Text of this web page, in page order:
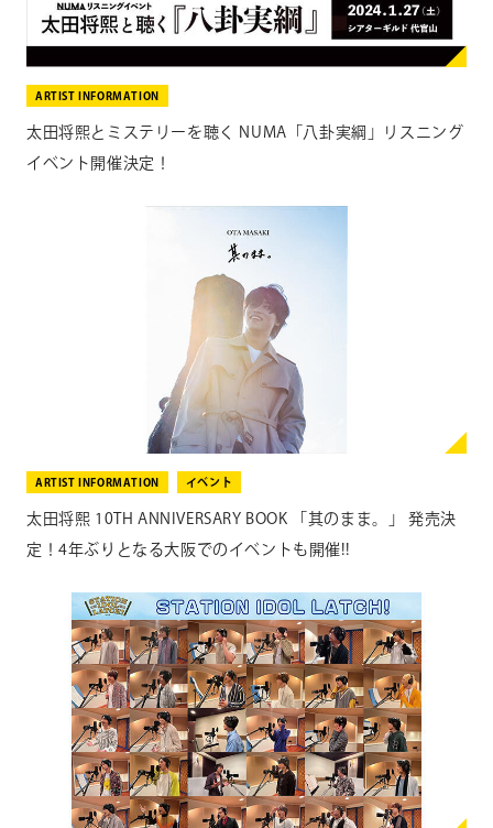
ARTIST INFORMATION
太田将熙とミステリーを聴く NUMA「八卦実綱」リスニング
イベント開催決定！
ARTIST INFORMATION イベント
太田将熙 10TH ANNIVERSARY BOOK 「其のまま。」 発売決
定！4年ぶりとなる大阪でのイベントも開催!!